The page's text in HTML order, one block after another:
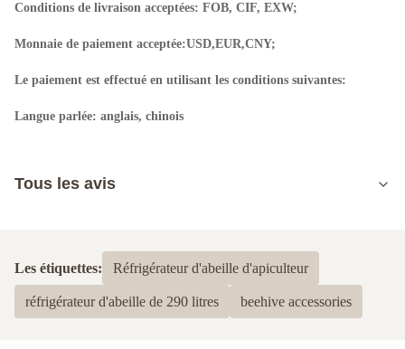
Conditions de livraison acceptées: FOB, CIF, EXW;
Monnaie de paiement acceptée:USD,EUR,CNY;
Le paiement est effectué en utilisant les conditions suivantes:
Langue parlée: anglais, chinois
Tous les avis
Basé sur 50 critiques récemment
5
100%
Les étiquettes: Réfrigérateur d'abeille d'apiculteur
réfrigérateur d'abeille de 290 litres beehive accessories